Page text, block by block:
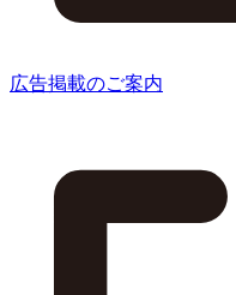
広告掲載のご案内